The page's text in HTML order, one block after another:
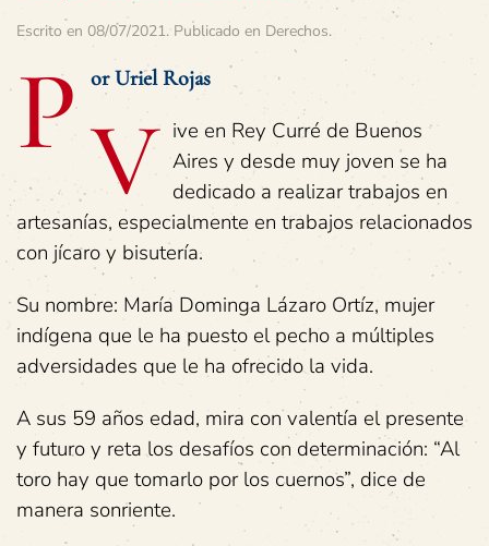
Escrito en 08/07/2021. Publicado en Derechos.
P or Uriel Rojas
V ive en Rey Curré de Buenos
Aires y desde muy joven se ha
dedicado a realizar trabajos en
artesanías, especialmente en trabajos relacionados
con jícaro y bisutería.
Su nombre: María Dominga Lázaro Ortíz, mujer
indígena que le ha puesto el pecho a múltiples
adversidades que le ha ofrecido la vida.
A sus 59 años edad, mira con valentía el presente
y futuro y reta los desafíos con determinación: “Al
toro hay que tomarlo por los cuernos”, dice de
manera sonriente.